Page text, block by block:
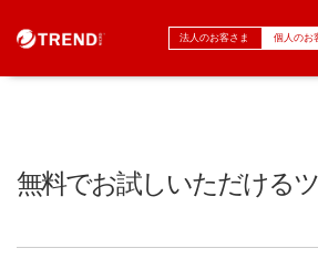
法人のお客さま 個人のお
無料でお試しいただける